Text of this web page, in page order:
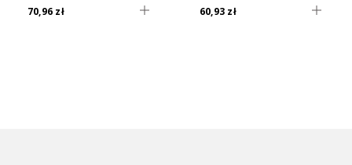
70,96 zł 60,93 zł